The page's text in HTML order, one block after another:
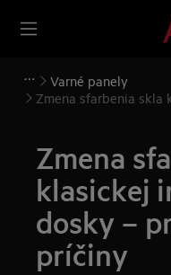
Varné panely
Zmena sfarbenia skla
Zmena
klasickej
dosky –
príčiny